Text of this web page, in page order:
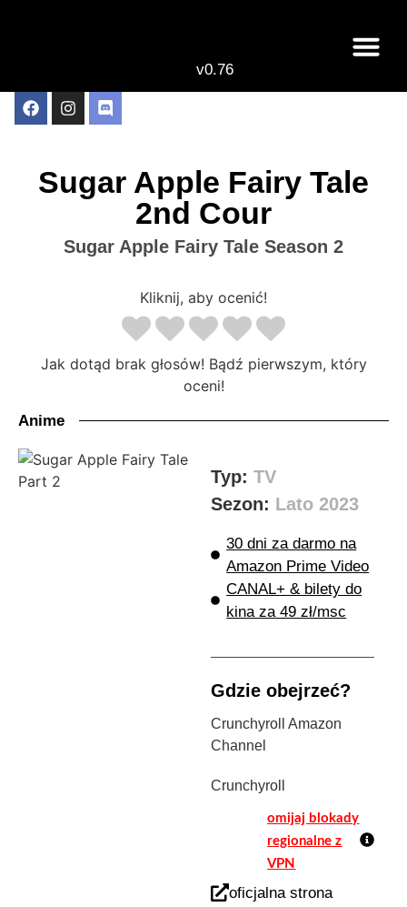
v0.76
Sugar Apple Fairy Tale
2nd Cour
Sugar Apple Fairy Tale Season 2
Kliknij, aby ocenić!
Jak dotąd brak głosów! Bądź pierwszym, który
oceni!
Anime
Typ: TV
Sezon: Lato 2023
30 dni za darmo na
Amazon Prime Video
CANAL+ & bilety do
kina za 49 zł/msc
Gdzie obejrzeć?
Crunchyroll Amazon
Channel
Crunchyroll
omijaj blokady
regionalne z
VPN
oficjalna strona